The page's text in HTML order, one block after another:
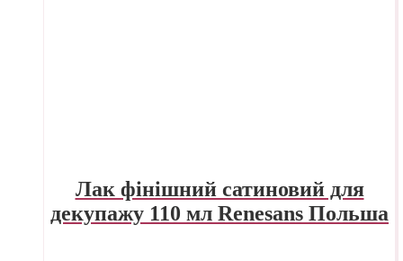
Лак фінішний сатиновий для
декупажу 110 мл Renesans Польша